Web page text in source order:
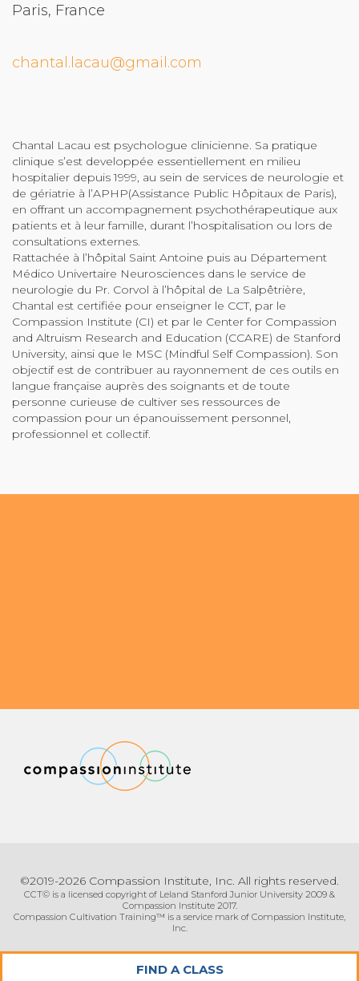
FIND A CLASS
Paris, France
chantal.lacau@gmail.com
Chantal Lacau est psychologue clinicienne. Sa pratique
clinique s’est developpée essentiellement en milieu
hospitalier depuis 1999, au sein de services de neurologie et
de gériatrie à l’APHP(Assistance Public Hôpitaux de Paris),
en offrant un accompagnement psychothérapeutique aux
patients et à leur famille, durant l’hospitalisation ou lors de
consultations externes.
Rattachée à l’hôpital Saint Antoine puis au Département
Médico Univertaire Neurosciences dans le service de
neurologie du Pr. Corvol à l’hôpital de La Salpêtrière,
Chantal est certifiée pour enseigner le CCT, par le
Compassion Institute (CI) et par le Center for Compassion
and Altruism Research and Education (CCARE) de Stanford
University, ainsi que le MSC (Mindful Self Compassion). Son
objectif est de contribuer au rayonnement de ces outils en
langue française auprès des soignants et de toute
personne curieuse de cultiver ses ressources de
compassion pour un épanouissement personnel,
professionnel et collectif.
©2019-2026 Compassion Institute, Inc. All rights reserved.
CCT© is a licensed copyright of Leland Stanford Junior University 2009 &
Compassion Institute 2017.
Compassion Cultivation Training™ is a service mark of Compassion Institute,
Inc.